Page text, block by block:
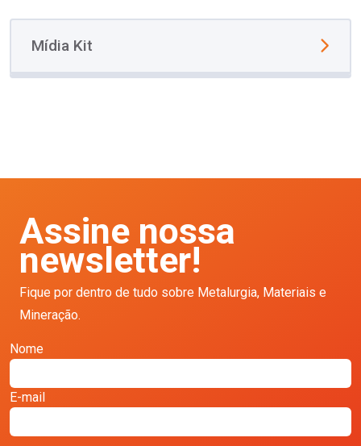
Mídia Kit
Assine nossa
newsletter!
Fique por dentro de tudo sobre Metalurgia, Materiais e
Mineração.
Nome
E-mail